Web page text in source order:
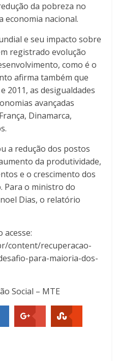
da pobreza no
economia nacional.
e seu impacto sobre
registrado evolução
como é o
afirma também que
2011, as desigualdades
avançadas
Dinamarca,
a redução dos postos
da produtividade,
e o crescimento dos
Para o ministro do
Dias, o relatório
content/recuperacao-
para-maioria-dos-
Social – MTE